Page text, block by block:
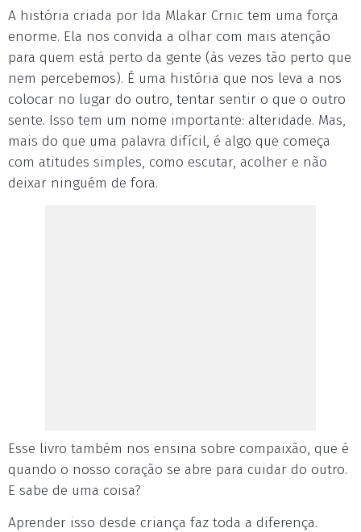
A história criada por Ida Mlakar Crnic tem uma força
enorme. Ela nos convida a olhar com mais atenção
para quem está perto da gente (às vezes tão perto que
nem percebemos). É uma história que nos leva a nos
colocar no lugar do outro, tentar sentir o que o outro
sente. Isso tem um nome importante: alteridade. Mas,
mais do que uma palavra difícil, é algo que começa
com atitudes simples, como escutar, acolher e não
deixar ninguém de fora.
Esse livro também nos ensina sobre compaixão, que é
quando o nosso coração se abre para cuidar do outro.
E sabe de uma coisa?
Aprender isso desde criança faz toda a diferença.